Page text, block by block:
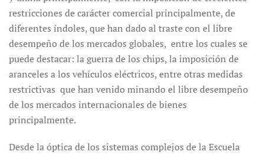
restricciones de carácter comercial principalmente, de
diferentes índoles, que han dado al traste con el libre
desempeño de los mercados globales, entre los cuales se
puede destacar: la guerra de los chips, la imposición de
aranceles a los vehículos eléctricos, entre otras medidas
restrictivas que han venido minando el libre desempeño
de los mercados internacionales de bienes
principalmente.
Desde la óptica de los sistemas complejos de la Escuela